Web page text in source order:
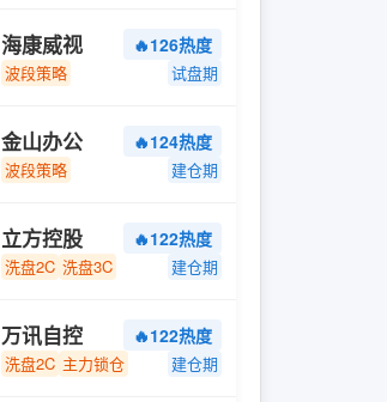
海康威视 🔥126热度
波段策略 试盘期
金山办公 🔥124热度
波段策略 建仓期
立方控股 🔥122热度
洗盘2C 洗盘3C 建仓期
万讯自控 🔥122热度
洗盘2C 主力锁仓 建仓期